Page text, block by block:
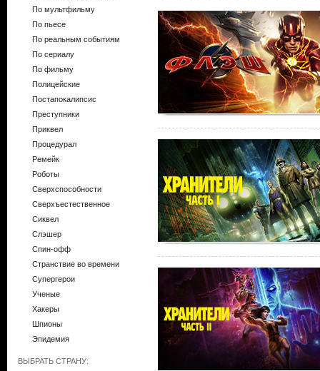
По мультфильму
По пьесе
По реальным событиям
По сериалу
По фильму
Полицейские
Постапокалипсис
Преступники
Приквел
Процедурал
Ремейк
Роботы
Сверхспособности
Сверхъестественное
Сиквел
Слэшер
Спин-офф
Странствие во времени
Супергерои
Ученые
Хакеры
Шпионы
Эпидемия
ВЫБРАТЬ СТРАНУ: